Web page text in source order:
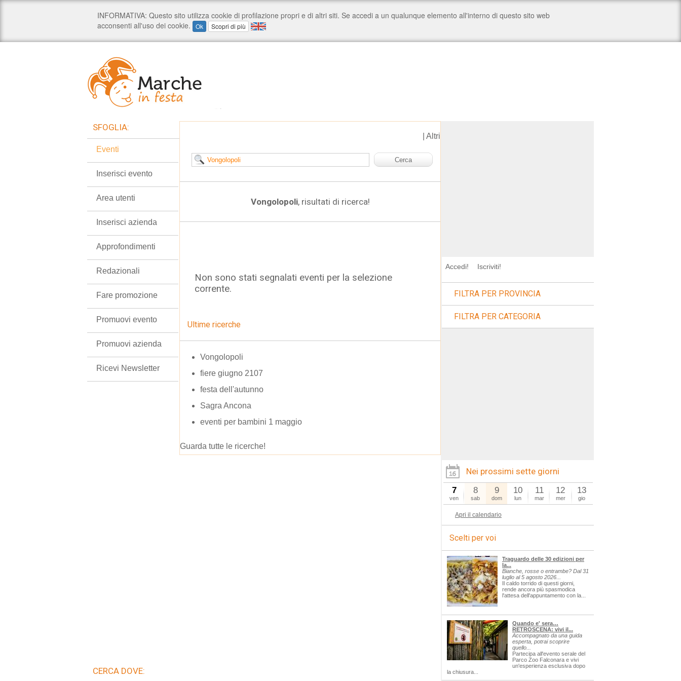
Altri
Vongolopoli, risultati di ricerca!
Non sono stati segnalati eventi per la selezione
corrente.
Ultime ricerche
Vongolopoli
fiere giugno 2107
festa dell'autunno
Sagra Ancona
eventi per bambini 1 maggio
Guarda tutte le ricerche!
SFOGLIA:
Eventi
Inserisci evento
Area utenti
Inserisci azienda
Approfondimenti
Redazionali
Fare promozione
Promuovi evento
Promuovi azienda
Ricevi Newsletter
CERCA DOVE:
Accedi! Iscriviti!
FILTRA PER PROVINCIA
FILTRA PER CATEGORIA
Nei prossimi sette giorni
7
ven
8
sab
9
dom
10
lun
11
mar
12
mer
13
gio
Apri il calendario
Scelti per voi
Traguardo delle 30 edizioni per
la...
Bianche, rosse o entrambe? Dal 31
luglio al 5 agosto 2026...
Il caldo torrido di questi giorni,
rende ancora più spasmodica
l'attesa dell'appuntamento con la...
Quando e' sera…
RETROSCENA: vivi il...
Accompagnato da una guida
esperta, potrai scoprire
quello...
Partecipa all'evento serale del
Parco Zoo Falconara e vivi
un'esperienza esclusiva dopo
la chiusura...